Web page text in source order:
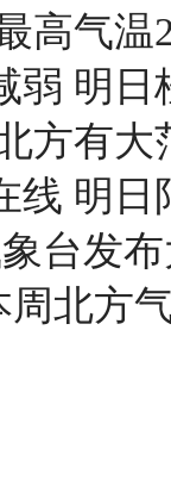
高气
弱 明日
方有大
线 明日
台发
周北方